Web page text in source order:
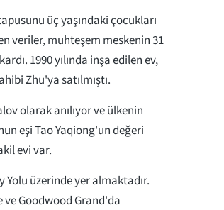
üç yaşındaki çocukları
veriler, muhteşem meskenin 31
1990 yılında inşa edilen ev,
Zhu'ya satılmıştı.
olarak anılıyor ve ülkenin
eşi Tao Yaqiong'un değeri
evi var.
üzerinde yer almaktadır.
ve Goodwood Grand'da